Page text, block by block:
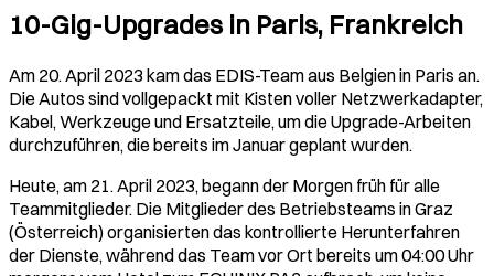
10-Gig-Upgrades in Paris, Frankreich
Am 20. April 2023 kam das EDIS-Team aus Belgien in Paris an.
Die Autos sind vollgepackt mit Kisten voller Netzwerkadapter,
Kabel, Werkzeuge und Ersatzteile, um die Upgrade-Arbeiten
durchzuführen, die bereits im Januar geplant wurden.
Heute, am 21. April 2023, begann der Morgen früh für alle
Teammitglieder. Die Mitglieder des Betriebsteams in Graz
(Österreich) organisierten das kontrollierte Herunterfahren
der Dienste, während das Team vor Ort bereits um 04:00 Uhr